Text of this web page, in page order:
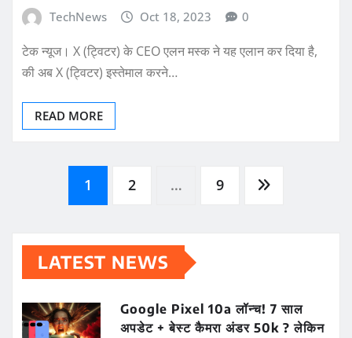
TechNews Oct 18, 2023 0
टेक न्यूज। X (ट्विटर) के CEO एलन मस्क ने यह एलान कर दिया है,
की अब X (ट्विटर) इस्तेमाल करने…
READ MORE
Posts
pagination
1 2 … 9
LATEST NEWS
Google Pixel 10a लॉन्च! 7 साल
अपडेट + बेस्ट कैमरा अंडर 50k ? लेकिन